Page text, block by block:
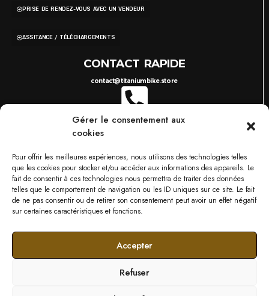
Gérer le consentement aux
cookies
Pour offrir les meilleures expériences, nous utilisons des technologies telles
que les cookies pour stocker et/ou accéder aux informations des appareils. Le
fait de consentir à ces technologies nous permettra de traiter des données
telles que le comportement de navigation ou les ID uniques sur ce site. Le fait
de ne pas consentir ou de retirer son consentement peut avoir un effet négatif
sur certaines caractéristiques et fonctions.
Accepter
Refuser
PRISE DE RENDEZ-VOUS AVEC UN VENDEUR
ASSITANCE / TÉLÉCHARGEMENTS
CONTACT RAPIDE
contact@titaniumbike.store
0035 26 61 40 36 17
749 RUE DU BOIS D'ORLY, 57685 AUGNY
NOS MARQUES